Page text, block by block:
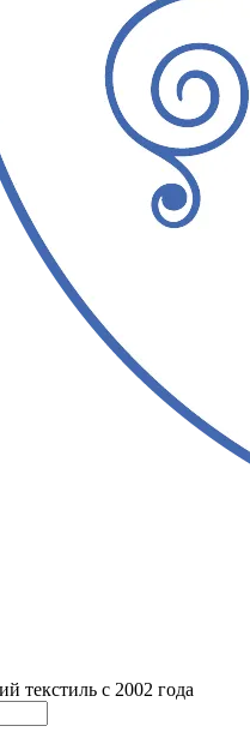
текстиль с 2002 года